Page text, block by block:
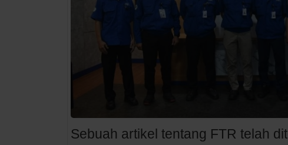
Sebuah artikel tentang FTR telah